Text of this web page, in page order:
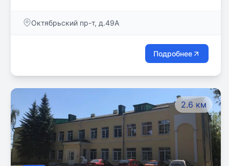
получасовых занятий по воскресеньям).
недели (с октября по май включительно) – всего
Октябрьский пр-т, д.49А
Подробнее
2.6 км